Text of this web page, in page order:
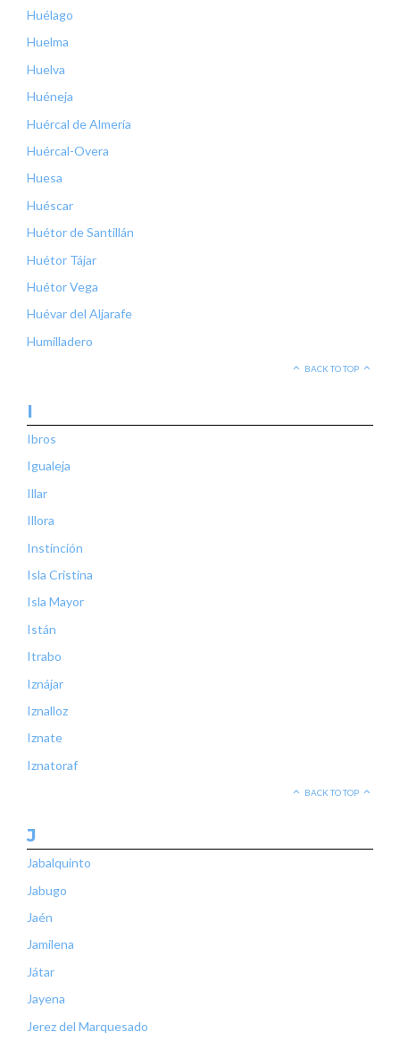
Huélago
Huelma
Huelva
Huéneja
Huércal de Almería
Huércal-Overa
Huesa
Huéscar
Huétor de Santillán
Huétor Tájar
Huétor Vega
Huévar del Aljarafe
Humilladero
BACK TO TOP
I
Ibros
Igualeja
Illar
Illora
Instinción
Isla Cristina
Isla Mayor
Istán
Itrabo
Iznájar
Iznalloz
Iznate
Iznatoraf
BACK TO TOP
J
Jabalquinto
Jabugo
Jaén
Jamilena
Játar
Jayena
Jerez del Marquesado